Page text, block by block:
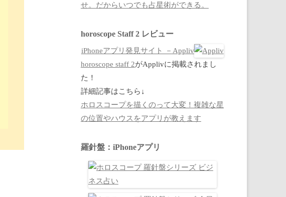
せ。だからいつでも占星術ができる。
horoscope Staff 2 レビュー
iPhoneアプリ発見サイト －Appliv
horoscope staff 2がApplivに掲載されまし
た！
詳細記事はこちら↓
ホロスコープを描くのって大変！複雑な星
の位置やハウスをアプリが教えます
羅針盤：iPhoneアプリ